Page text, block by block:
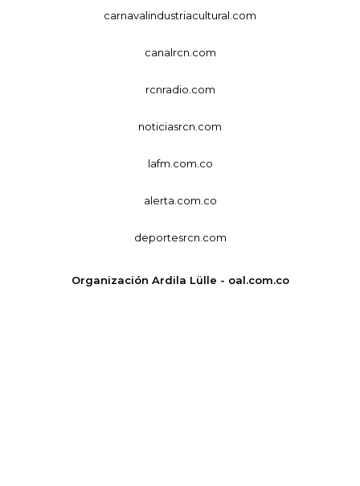
carnavalindustriacultural.com
canalrcn.com
rcnradio.com
noticiasrcn.com
lafm.com.co
alerta.com.co
deportesrcn.com
Organización Ardila Lülle - oal.com.co